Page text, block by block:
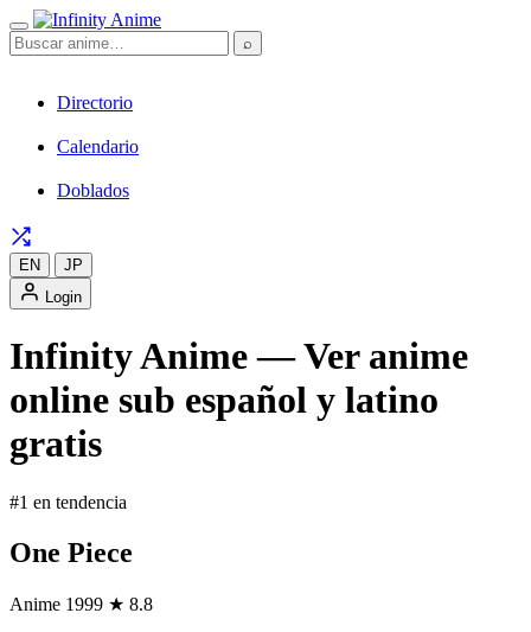
⌕
Directorio
Calendario
Doblados
EN
JP
Login
Infinity Anime — Ver anime
online sub español y latino
gratis
#1 en tendencia
One Piece
Anime 1999 ★ 8.8